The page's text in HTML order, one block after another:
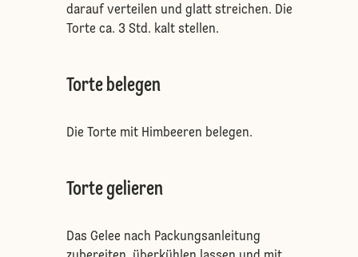
darauf verteilen und glatt streichen. Die
Torte ca. 3 Std. kalt stellen.
Torte belegen
Die Torte mit Himbeeren belegen.
Torte gelieren
Das Gelee nach Packungsanleitung